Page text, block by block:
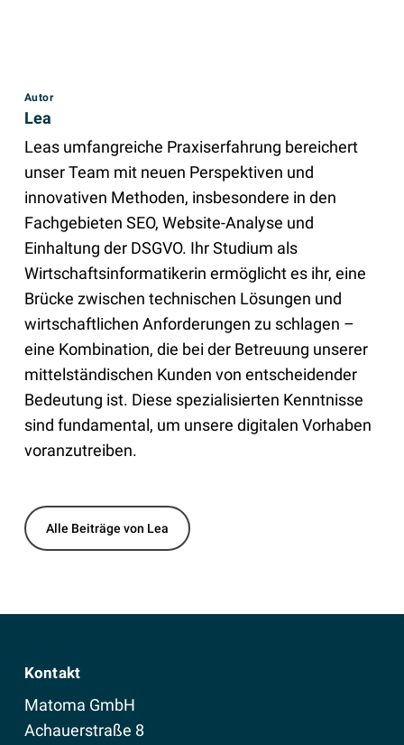
Autor
Lea
Leas umfangreiche Praxiserfahrung bereichert
unser Team mit neuen Perspektiven und
innovativen Methoden, insbesondere in den
Fachgebieten SEO, Website-Analyse und
Einhaltung der DSGVO. Ihr Studium als
Wirtschaftsinformatikerin ermöglicht es ihr, eine
Brücke zwischen technischen Lösungen und
wirtschaftlichen Anforderungen zu schlagen –
eine Kombination, die bei der Betreuung unserer
mittelständischen Kunden von entscheidender
Bedeutung ist. Diese spezialisierten Kenntnisse
sind fundamental, um unsere digitalen Vorhaben
voranzutreiben.
Alle Beiträge von Lea
Kontakt
Matoma GmbH
Achauerstraße 8